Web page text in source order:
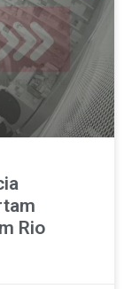
Rio